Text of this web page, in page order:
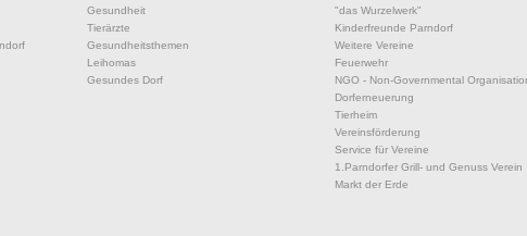
Gesundheit
Tierärzte
Gesundheitsthemen
Leihomas
Gesundes Dorf
"das Wurzelwerk"
Kinderfreunde Parndorf
Weitere Vereine
Feuerwehr
NGO - Non-Governmental
Dorferneuerung
Tierheim
Vereinsförderung
Service für Vereine
1.Parndorfer Grill- und Genuss Verein
Markt der Erde